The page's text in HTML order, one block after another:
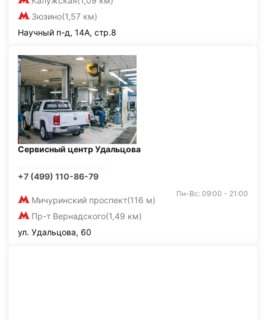
Зюзино(1,57 км)
Научный п-д, 14А, стр.8
Сервисный центр Удальцова
+7 (499) 110-86-79
Мичуринский проспект(116 м)
Пр-т Вернадского(1,49 км)
Пн-Вс: 09:00 - 21:00
ул. Удальцова, 60